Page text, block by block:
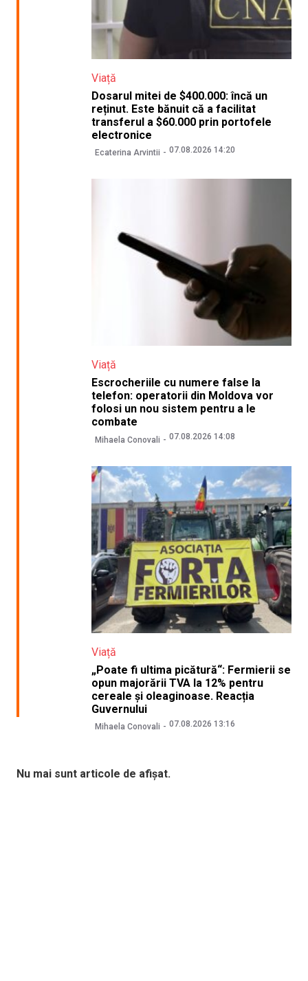
Viață
Dosarul mitei de $400.000: încă un
reținut. Este bănuit că a facilitat
transferul a $60.000 prin portofele
electronice
Ecaterina Arvintii 07.08.2026 14:20
Viață
Escrocheriile cu numere false la
telefon: operatorii din Moldova vor
folosi un nou sistem pentru a le
combate
Mihaela Conovali 07.08.2026 14:08
Viață
„Poate fi ultima picătură“: Fermierii se
opun majorării TVA la 12% pentru
cereale și oleaginoase. Reacția
Guvernului
Mihaela Conovali 07.08.2026 13:16
Nu mai sunt articole de afișat.